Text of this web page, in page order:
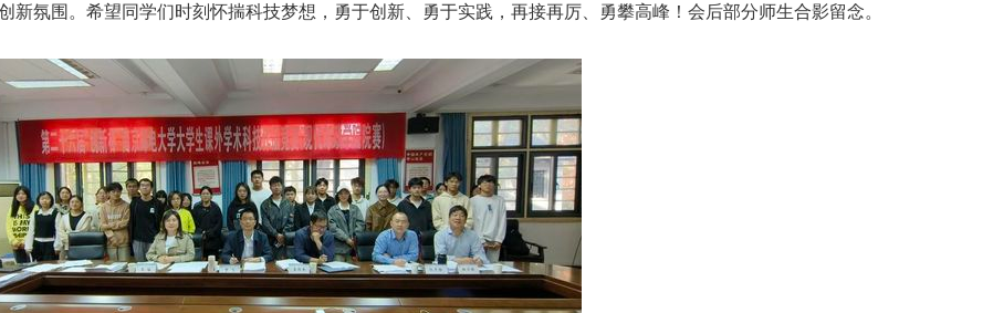
氛围。希望同学们时刻怀揣科技梦想，勇于创新、勇于实践，再接再厉、勇攀高峰！会后部分师生合影留念。